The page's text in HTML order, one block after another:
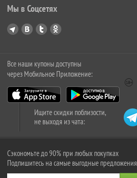
Мы в Соцсетях
Все наши купоны доступны
через Мобильное Приложение:
Ищите скидки поблизости,
не выходя из чата:
Сэкономьте до 90% при любых покупках
Подпишитесь на самые выгодные предложения